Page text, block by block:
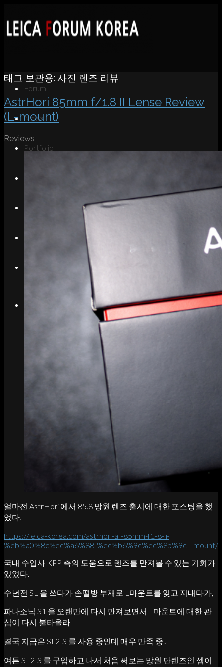
Forum
News
Portfolio
태그 보관용: 사진 렌즈 리뷰
AstrHori 85mm f/1.8 II Lense Review
(L-mount)
Reviews
얼마전 AstrHori 에서 85.8 망원 렌즈 출시에 대한 포스팅을 했
었다.
https://leica-korea.com/astrhori-af-85mm-f1-8-ii-
%eb%a0%8c%ec%a6%88-%ec%b6%9c%ec%8b%9c-l-mount/
국내 수입사 KPP 측의 도움으로 렌즈를 만져볼 수 있는 기회가
있었다.
수년전 SL 을 쓰다가 손떨방 부재로 L마운트를 잊고 지내다가,
파나소닉 S1 을 오랜만에 다시 만져보면서 L마운트에 대한 관
심이 다시 불타올라
결국 지금은 SL2-S 를 사용 중인데 매우 만족 중..
여튼 SL2-S 를 구입하고 나서 처음 써보는 망원 단렌즈인 셈이